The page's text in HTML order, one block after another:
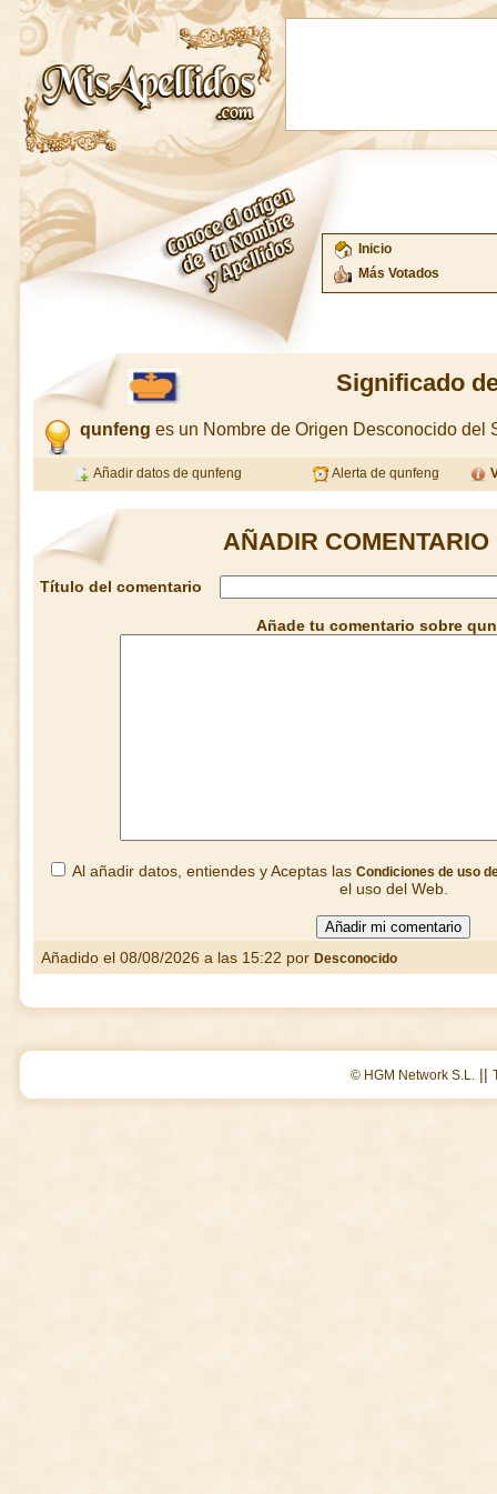
Inicio
Más Votados
Significado
qunfeng es un Nombre de Origen Desconocido del
Añadir datos de qunfeng Alerta de qunfeng
AÑADIR
Título del comentario
Añade tu comentario sobre
Al añadir datos, entiendes y Aceptas las Condiciones de uso
el uso del Web.
Añadido el 08/08/2026 a las 15:22 por Desconocido
© HGM Network S.L. ||